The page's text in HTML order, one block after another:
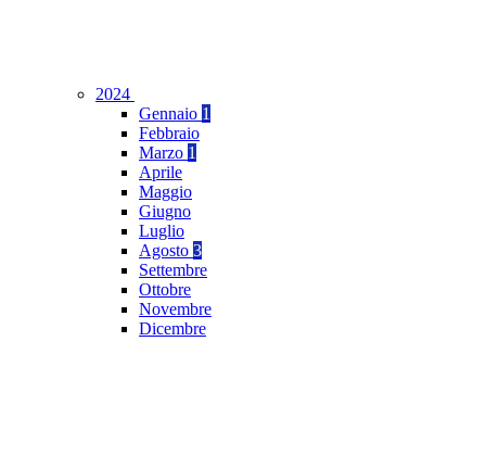
2024
Gennaio 1
Febbraio
Marzo 1
Aprile
Maggio
Giugno
Luglio
Agosto 3
Settembre
Ottobre
Novembre
Dicembre